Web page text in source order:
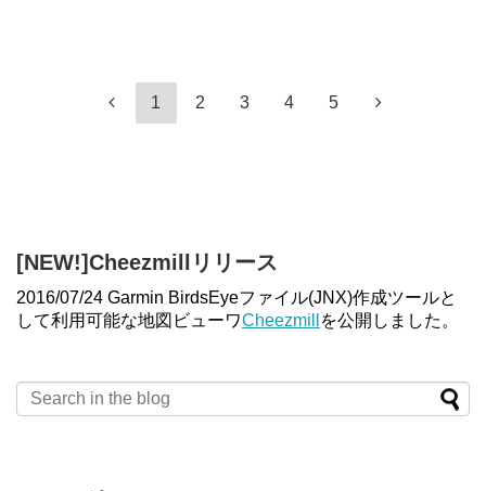
1 2 3 4 5
[NEW!]Cheezmillリリース
2016/07/24 Garmin BirdsEyeファイル(JNX)作成ツールと
して利用可能な地図ビューワCheezmill を公開しました。